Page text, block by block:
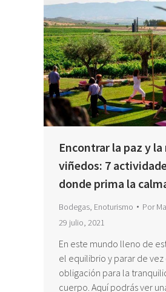
Encontrar la paz y
viñedos: 7
donde prima la
Bodegas Enoturismo Por
29 julio, 2021
En este mundo lleno de
el equilibrio y parar de
obligación para la
cuerpo. Aquí podrás ver